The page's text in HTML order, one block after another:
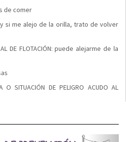
de comer
si me alejo de la orilla, trato de volver
DE FLOTACIÓN: puede alejarme de la
SITUACIÓN DE PELIGRO ACUDO AL